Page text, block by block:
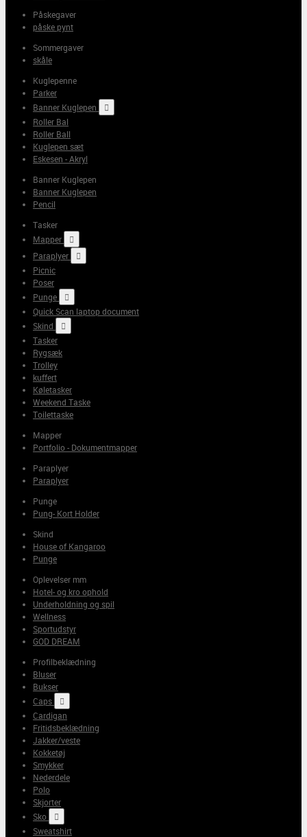
Påskegaver
påske pynt
Sommergaver
skåle
Kuglepenne
Parker
Banner Kuglepen

Roller Bal
Roller Ball
Kuglepen sæt
Eskesen - Akryl
Banner Kuglepen
Banner Kuglepen
Pencil
Tasker
Mapper

Paraplyer

Picnic
Poser
Punge

Quick Scan laptop document
Skind

Tasker
Rygsæk
Trolley
kuffert
Køletasker
Weekend Taske
Toilettaske
Mapper
Portfolio - Dokumentmapper
Paraplyer
Paraplyer
Punge
Pung- Kort Holder
Skind
House of Kangaroo
Punge
Oplevelser mm
Hotel- og kro ophold
Underholdning og spil
Wellness
Sportudstyr
GOD DREAM
Profilbeklædning
Bluser
Bukser
Caps

Cardigan
Fritidsbeklædning
Jakker/veste
Kokketøj
Smykker
Nederdele
Polo
Skjorter
Sko

Sweatshirt